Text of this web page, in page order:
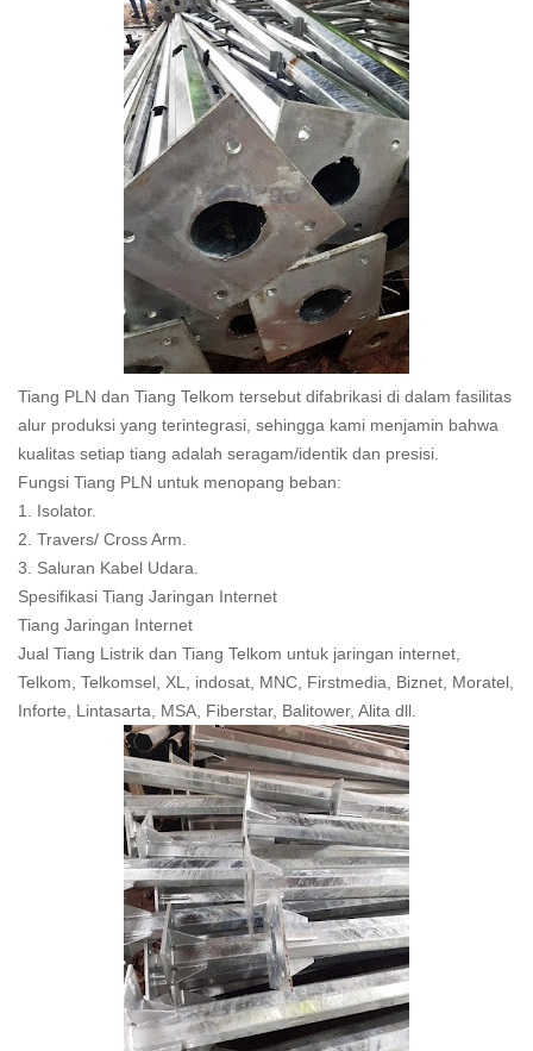
Tiang PLN dan Tiang Telkom tersebut difabrikasi di dalam fasilitas
alur produksi yang terintegrasi, sehingga kami menjamin bahwa
kualitas setiap tiang adalah seragam/identik dan presisi.
Fungsi Tiang PLN untuk menopang beban:
1. Isolator.
2. Travers/ Cross Arm.
3. Saluran Kabel Udara.
Spesifikasi Tiang Jaringan Internet
Tiang Jaringan Internet
Jual Tiang Listrik dan Tiang Telkom untuk jaringan internet,
Telkom, Telkomsel, XL, indosat, MNC, Firstmedia, Biznet, Moratel,
Inforte, Lintasarta, MSA, Fiberstar, Balitower, Alita dll.